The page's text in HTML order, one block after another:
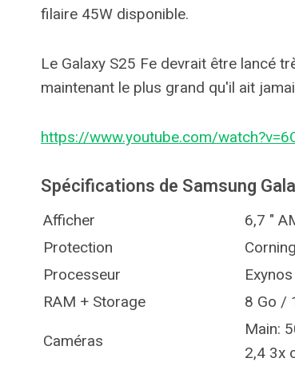
filaire 45W disponible.
Le Galaxy S25 Fe devrait être lancé
maintenant le plus grand qu'il ait
https://www.youtube.com/
Spécifications de Samsung
Afficher
6,7 ″
Protection
Processeur
RAM + Storage
8 Go /
Caméras
Main:
2,4 3x